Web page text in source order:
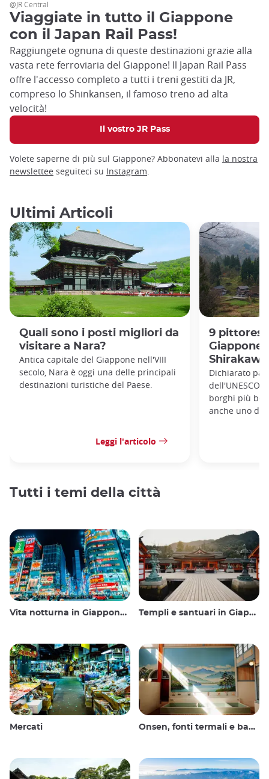
Viaggiate in tutto il Giappone
con il Japan Rail Pass!
Raggiungete ognuna di queste destinazioni grazie alla
vasta rete ferroviaria del Giappone! Il Japan Rail Pass
offre l'accesso completo a tutti i treni gestiti da JR,
compreso lo Shinkansen, il famoso treno ad alta
velocità!
Il vostro JR Pass
@JR Central
Volete saperne di più sul Giappone? Abbonatevi alla la nostra
newslettee seguiteci su Instagram.
Ultimi Articoli
Quali sono i posti migliori da
visitare a Nara?
Antica capitale del Giappone nell'VIII
secolo, Nara è oggi una delle principali
destinazioni turistiche del Paese.
Leggi l'articolo
9
Dichiarato
dell'UNESCO,
borghi più
anche uno
Tutti i temi della città
Vita notturna in Giappone: uscire, vedere e bere Templi e santuari in Giappone
Mercati Onsen, fonti termali e bagni pubblici